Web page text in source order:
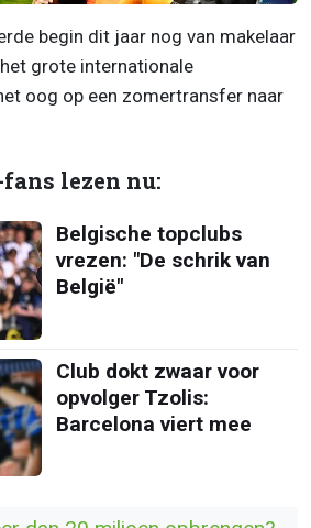
begin dit jaar nog van makelaar
grote internationale
oog op een zomertransfer naar
lezen nu:
Belgische topclubs
vrezen: "De schrik van
België"
Club dokt zwaar voor
opvolger Tzolis:
Barcelona viert mee